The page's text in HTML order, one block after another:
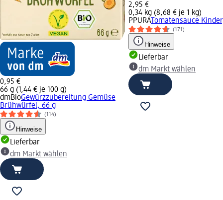
0,95 €
66 g (1,44 € je 100 g)
dmBioGewürzzubereitung Gemüse
Brühwürfel, 66 g
(114)
Hinweise
Lieferbar
dm Markt wählen
2,95 €
0,34 kg (8,68 € je 1 kg)
PPURATomatensauce
(171)
Hinweise
Lieferbar
dm Markt wählen